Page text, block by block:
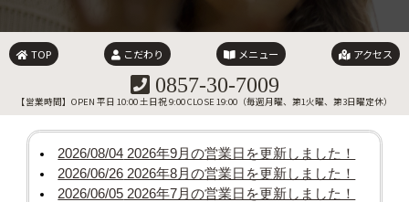
TOP こだわり メニュー アクセス
0857-30-7009
【営業時間】OPEN 平日 10:00 土日祝 9:00 CLOSE 19:00（毎週月曜、第1火曜、第3日曜定休）
2026/08/04 2026年9月の営業日を更新しました！
2026/06/26 2026年8月の営業日を更新しました！
2026/06/05 2026年7月の営業日を更新しました！